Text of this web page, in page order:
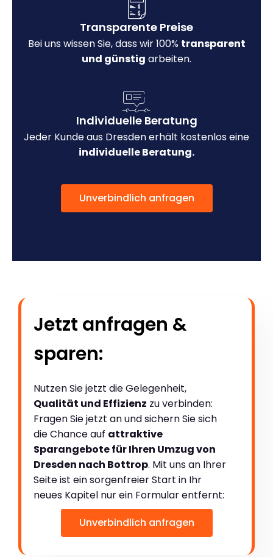
Transparente Preise
Bei uns wissen Sie, dass wir 100% transparent
und günstig arbeiten.
Individuelle Beratung
Jeder Kunde aus Dresden erhält kostenlos eine
individuelle Beratung.
Unverbindlich anfragen
Jetzt anfragen &
sparen:
Nutzen Sie jetzt die Gelegenheit,
Qualität und Effizienz zu verbinden:
Fragen Sie jetzt an und sichern Sie sich
die Chance auf attraktive
Sparangebote für Ihren Umzug von
Dresden nach Bottrop. Mit uns an Ihrer
Seite ist ein sorgenfreier Start in Ihr
neues Kapitel nur ein Formular entfernt:
Unverbindlich anfragen